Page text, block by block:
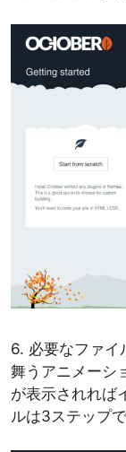
6. 必要なファイ
舞うアニメーシ
が表示されれば
ルは3ステップ